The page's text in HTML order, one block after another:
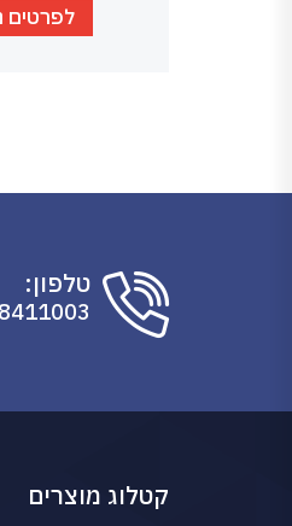
לפרטים
טלפון:
קטלוג מוצרים